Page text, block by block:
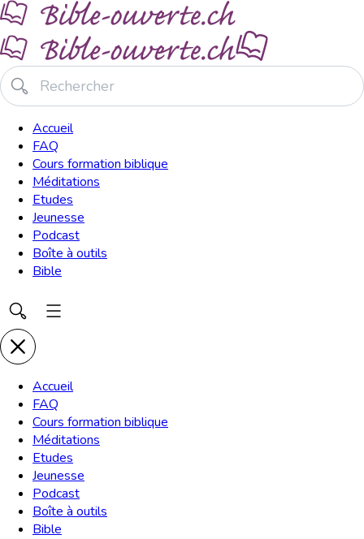
Accueil
FAQ
Cours formation biblique
Méditations
Etudes
Jeunesse
Podcast
Boîte à outils
Bible
Accueil
FAQ
Cours formation biblique
Méditations
Etudes
Jeunesse
Podcast
Boîte à outils
Bible